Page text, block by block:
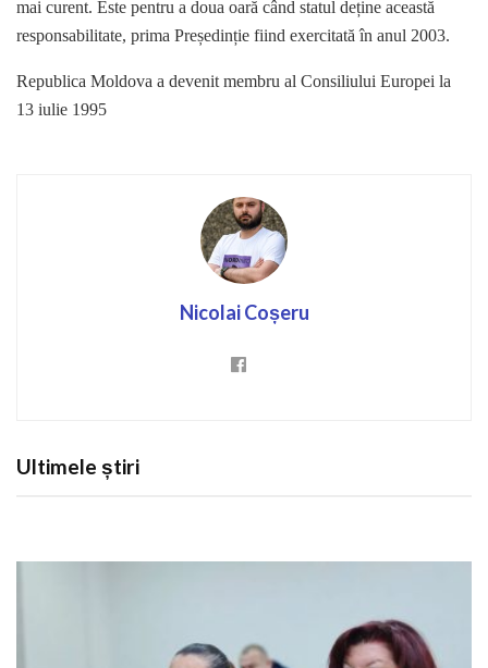
mai curent. Este pentru a doua oară când statul deține această
responsabilitate, prima Președinție fiind exercitată în anul 2003.
Republica Moldova a devenit membru al Consiliului Europei la
13 iulie 1995
Nicolai Coșeru
Ultimele știri